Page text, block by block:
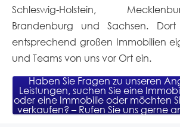
Schleswig-Holstein,
Brandenburg und Sachsen.
entsprechend großen Immobilien
und Teams von uns vor Ort ein.
Haben Sie Fragen zu unseren
Leistungen, suchen Sie eine
oder eine Immobilie oder möchten
verkaufen? – Rufen Sie uns gerne